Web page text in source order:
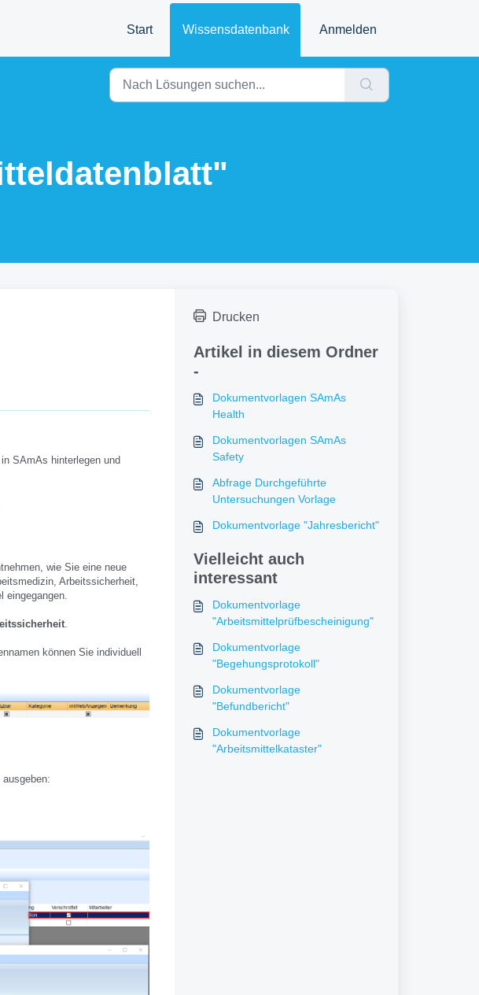
Start Wissensdatenbank Anmelden
SAmAs hinterlegen und
wie Sie eine neue
Arbeitssicherheit,
eingegangen.
.
können Sie individuell
Drucken
Artikel in diesem Ordner
-
Dokumentvorlagen SAmAs
Health
Dokumentvorlagen SAmAs
Safety
Abfrage Durchgeführte
Untersuchungen Vorlage
Dokumentvorlage "Jahresbericht"
Vielleicht auch
interessant
Dokumentvorlage
"Arbeitsmittelprüfbescheinigung"
Dokumentvorlage
"Begehungsprotokoll"
Dokumentvorlage
"Befundbericht"
Dokumentvorlage
"Arbeitsmittelkataster"